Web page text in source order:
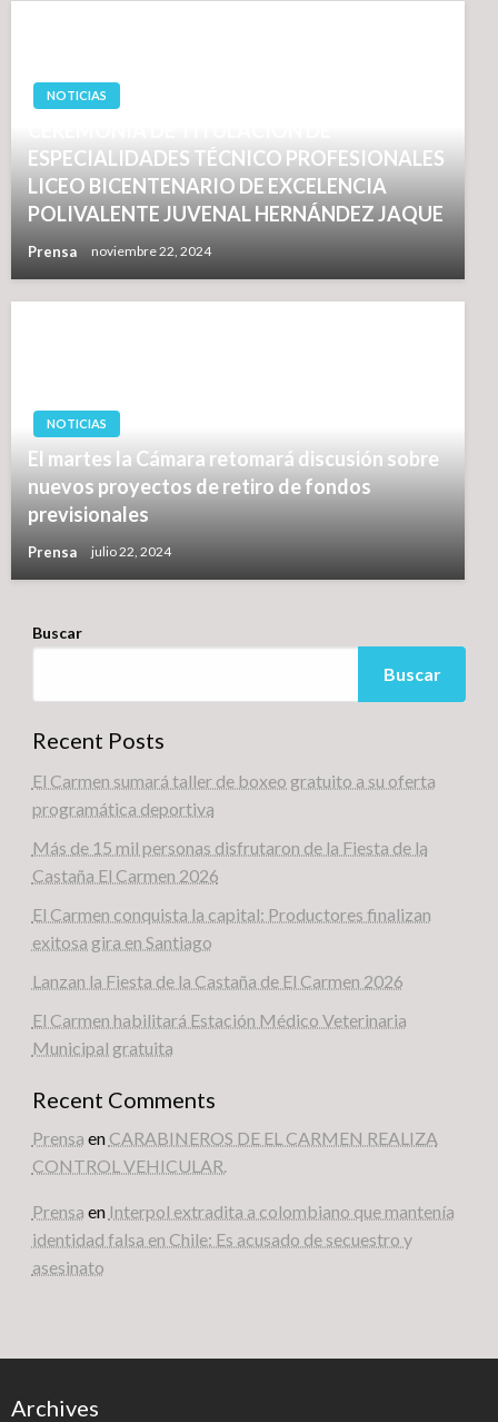
NOTICIAS
ESPECIALIDADES TÉCNICO PROFESIONALES
LICEO BICENTENARIO DE EXCELENCIA
POLIVALENTE JUVENAL HERNÁNDEZ JAQUE
Prensa noviembre 22, 2024
NOTICIAS
El martes la Cámara retomará discusión sobre
nuevos proyectos de retiro de fondos
previsionales
Prensa julio 22, 2024
Buscar
Buscar
Recent Posts
El Carmen sumará taller de boxeo gratuito a su oferta
programática deportiva
Más de 15 mil personas disfrutaron de la Fiesta de la
Castaña El Carmen 2026
El Carmen conquista la capital: Productores finalizan
exitosa gira en Santiago
Lanzan la Fiesta de la Castaña de El Carmen 2026
El Carmen habilitará Estación Médico Veterinaria
Municipal gratuita
Recent Comments
Prensa en CARABINEROS DE EL CARMEN REALIZA
CONTROL VEHICULAR.
Prensa en Interpol extradita a colombiano que mantenía
identidad falsa en Chile: Es acusado de secuestro y
asesinato
Archives